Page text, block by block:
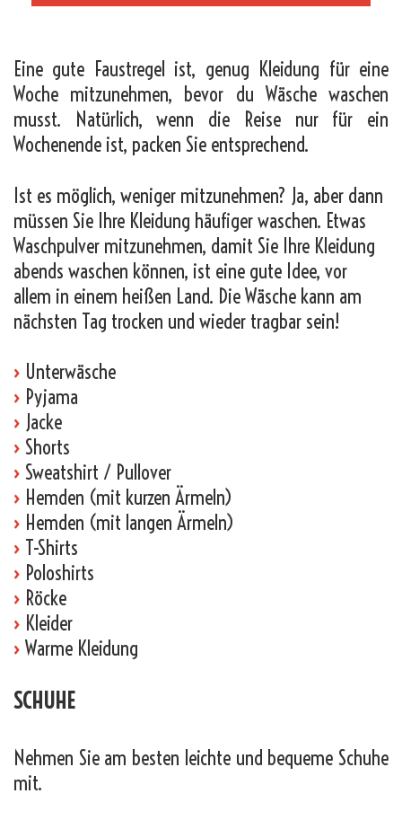
Eine gute Faustregel ist, genug Kleidung für eine
Woche mitzunehmen, bevor du Wäsche waschen
musst. Natürlich, wenn die Reise nur für ein
Wochenende ist, packen Sie entsprechend.
Ist es möglich, weniger mitzunehmen? Ja, aber dann
müssen Sie Ihre Kleidung häufiger waschen. Etwas
Waschpulver mitzunehmen, damit Sie Ihre Kleidung
abends waschen können, ist eine gute Idee, vor
allem in einem heißen Land. Die Wäsche kann am
nächsten Tag trocken und wieder tragbar sein!
› Unterwäsche
› Pyjama
› Jacke
› Shorts
› Sweatshirt / Pullover
› Hemden (mit kurzen Ärmeln)
› Hemden (mit langen Ärmeln)
› T-Shirts
› Poloshirts
› Röcke
› Kleider
› Warme Kleidung
SCHUHE
Nehmen Sie am besten leichte und bequeme Schuhe
mit.